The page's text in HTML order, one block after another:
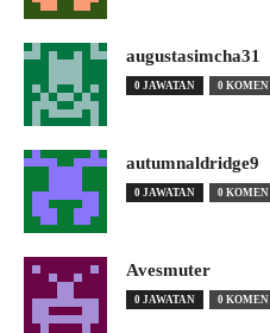
augustasimcha31
0 JAWATAN 0 KOMEN
autumnaldridge9
0 JAWATAN 0 KOMEN
Avesmuter
0 JAWATAN 0 KOMEN